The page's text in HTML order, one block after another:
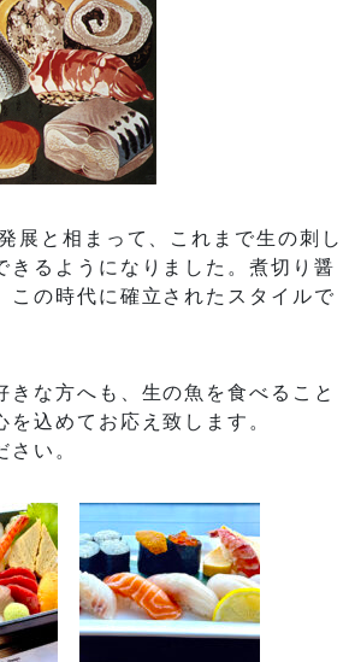
展と相まって、これまで生の刺し
るようになりました。煮切り醤
の時代に確立されたスタイルで
な方へも、生の魚を食べること
込めてお応え致します。
い。